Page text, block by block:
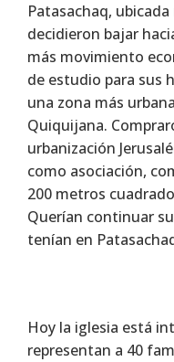
Patasachaq,
decidieron bajar
más movimiento
de estudio para sus
una zona más
Quiquijana.
urbanización
como asociación,
200 metros
Querían continuar
tenían en
Hoy la iglesia está
representan a 40